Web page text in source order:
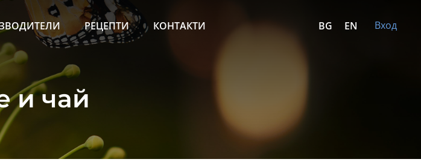
BG EN
РЕЦЕПТИ КОНТАКТИ Вход
и чай